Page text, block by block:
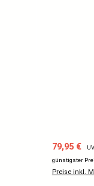
79,95 €
günstigster
Preise inkl.